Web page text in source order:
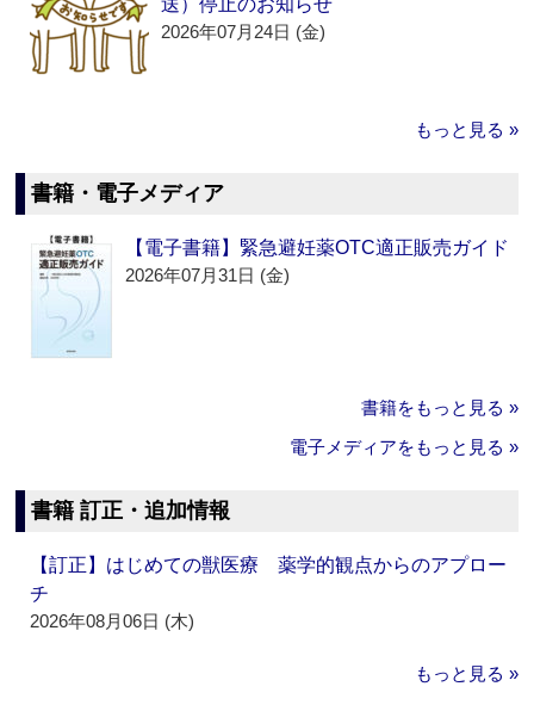
送）停止のお知らせ
2026年07月24日 (金)
もっと見る »
書籍・電子メディア
【電子書籍】緊急避妊薬OTC適正販売ガイド
2026年07月31日 (金)
書籍をもっと見る »
電子メディアをもっと見る »
書籍 訂正・追加情報
【訂正】はじめての獣医療 薬学的観点からのアプロー
チ
2026年08月06日 (木)
もっと見る »